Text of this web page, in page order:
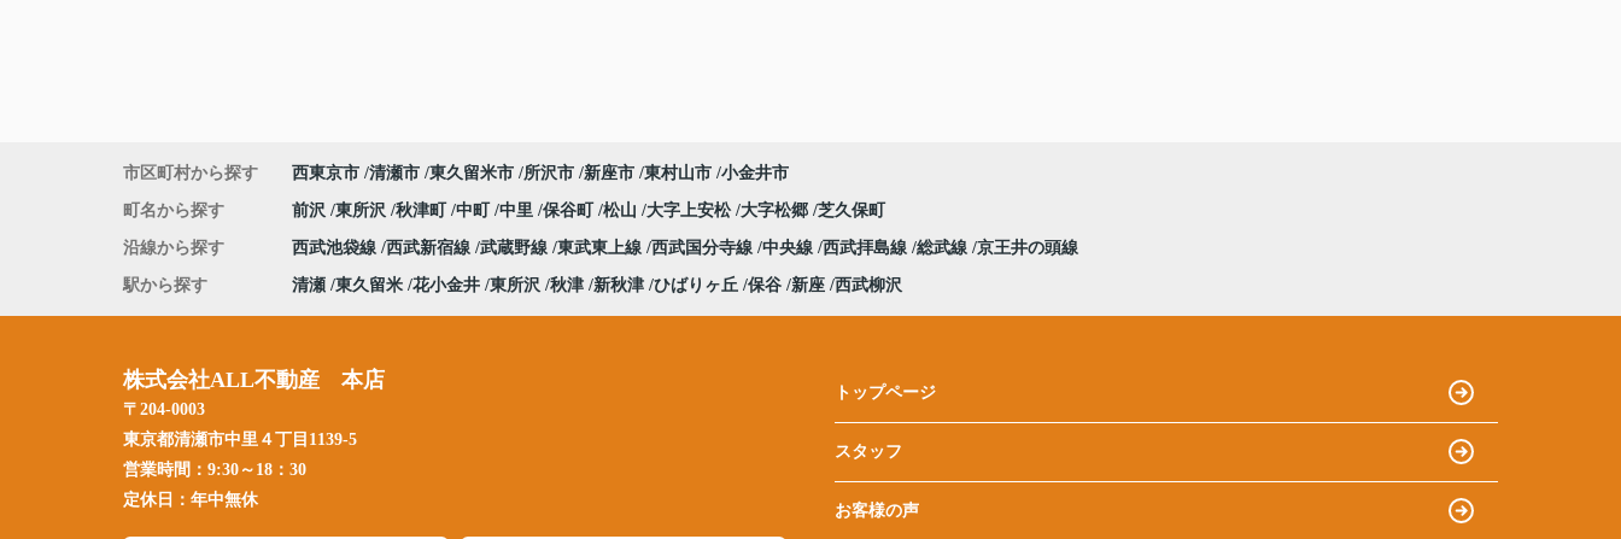
市区町村から探す 西東京市 清瀬市 東久留米市 所沢市 新座市 東村山市 小金井市
町名から探す 前沢 東所沢 秋津町 中町 中里 保谷町 松山 大字上安松 大字松郷 芝久保町
沿線から探す 西武池袋線 西武新宿線 武蔵野線 東武東上線 西武国分寺線 中央線 西武拝島線 総武線 京王井の頭線
駅から探す 清瀬 東久留米 花小金井 東所沢 秋津 新秋津 ひばりヶ丘 保谷 新座 西武柳沢
株式会社ALL不動産 本店
〒204-0003
東京都清瀬市中里４丁目1139-5
営業時間： 9:30～18：30
定休日： 年中無休
トップページ
スタッフ
お客様の声